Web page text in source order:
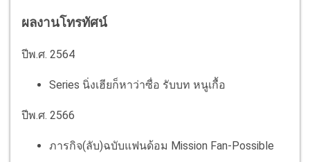
ผลงานโทรทัศน์
ปีพ.ศ. 2564
Series นิ่งเฮียก็หาว่าซื่อ รับบท หนูเกื้อ
ปีพ.ศ. 2566
ภารกิจ(ลับ)ฉบับแฟนด้อม Mission Fan-Possible